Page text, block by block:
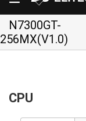
N7300GT-
256MX(V1.0)
CPU